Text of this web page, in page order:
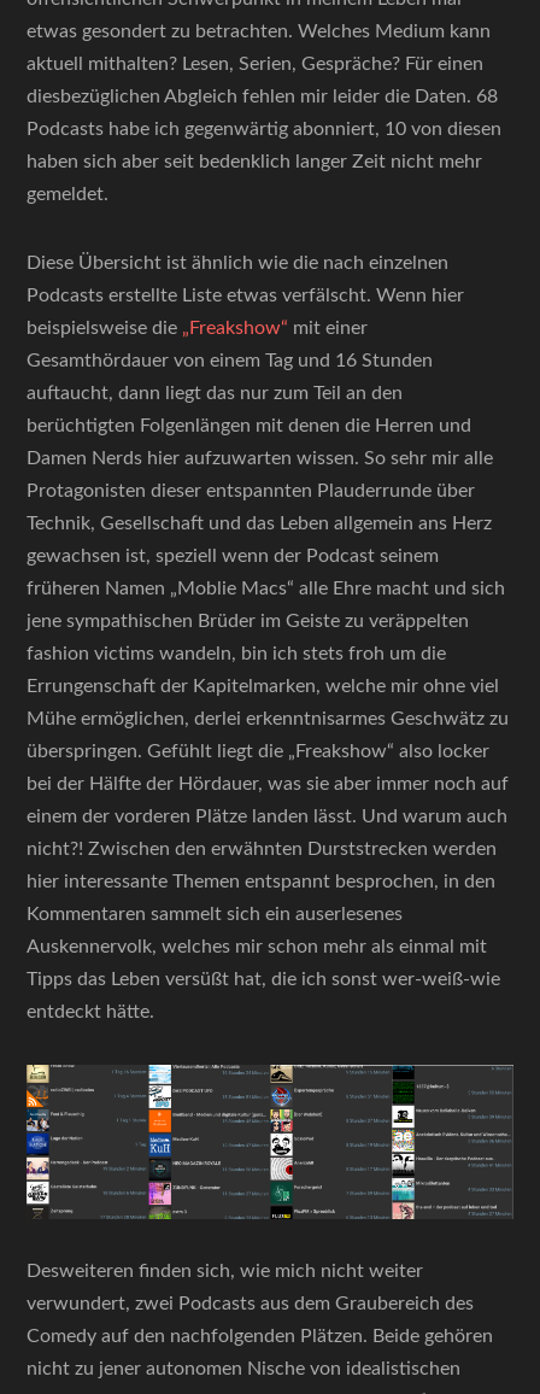
etwas gesondert zu betrachten. Welches Medium kann
aktuell mithalten? Lesen, Serien, Gespräche? Für einen
diesbezüglichen Abgleich fehlen mir leider die Daten. 68
Podcasts habe ich gegenwärtig abonniert, 10 von diesen
haben sich aber seit bedenklich langer Zeit nicht mehr
gemeldet.
Diese Übersicht ist ähnlich wie die nach einzelnen
Podcasts erstellte Liste etwas verfälscht. Wenn hier
beispielsweise die „Freakshow“ mit einer
Gesamthördauer von einem Tag und 16 Stunden
auftaucht, dann liegt das nur zum Teil an den
berüchtigten Folgenlängen mit denen die Herren und
Damen Nerds hier aufzuwarten wissen. So sehr mir alle
Protagonisten dieser entspannten Plauderrunde über
Technik, Gesellschaft und das Leben allgemein ans Herz
gewachsen ist, speziell wenn der Podcast seinem
früheren Namen „Moblie Macs“ alle Ehre macht und sich
jene sympathischen Brüder im Geiste zu veräppelten
fashion victims wandeln, bin ich stets froh um die
Errungenschaft der Kapitelmarken, welche mir ohne viel
Mühe ermöglichen, derlei erkenntnisarmes Geschwätz zu
überspringen. Gefühlt liegt die „Freakshow“ also locker
bei der Hälfte der Hördauer, was sie aber immer noch auf
einem der vorderen Plätze landen lässt. Und warum auch
nicht?! Zwischen den erwähnten Durststrecken werden
hier interessante Themen entspannt besprochen, in den
Kommentaren sammelt sich ein auserlesenes
Auskennervolk, welches mir schon mehr als einmal mit
Tipps das Leben versüßt hat, die ich sonst wer-weiß-wie
entdeckt hätte.
Desweiteren finden sich, wie mich nicht weiter
verwundert, zwei Podcasts aus dem Graubereich des
Comedy auf den nachfolgenden Plätzen. Beide gehören
nicht zu jener autonomen Nische von idealistischen